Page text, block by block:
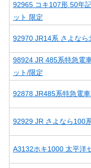
92965 コキ107形 50年
ット 限定
92970 JR14系 さよな
98924 JR 485系特急電
ット/限定
92878 JR485系特急電
92929 JR さよなら100
A3132ホキ1000 太平洋